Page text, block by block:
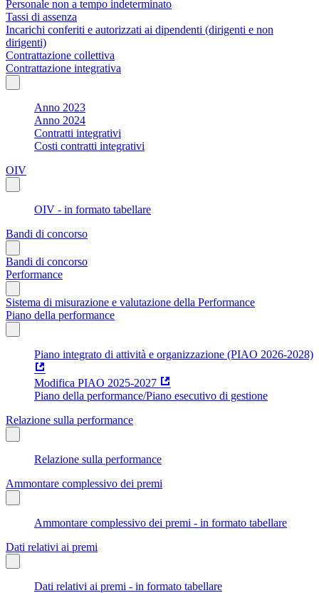
Personale non a tempo indeterminato
Tassi di assenza
Incarichi conferiti e autorizzati ai dipendenti (dirigenti e non
dirigenti)
Contrattazione collettiva
Contrattazione integrativa
Anno 2023
Anno 2024
Contratti integrativi
Costi contratti integrativi
OIV
OIV - in formato tabellare
Bandi di concorso
Bandi di concorso
Performance
Sistema di misurazione e valutazione della Performance
Piano della performance
Piano integrato di attività e organizzazione (PIAO 2026-2028)
Modifica PIAO 2025-2027
Piano della performance/Piano esecutivo di gestione
Relazione sulla performance
Relazione sulla performance
Ammontare complessivo dei premi
Ammontare complessivo dei premi - in formato tabellare
Dati relativi ai premi
Dati relativi ai premi - in formato tabellare